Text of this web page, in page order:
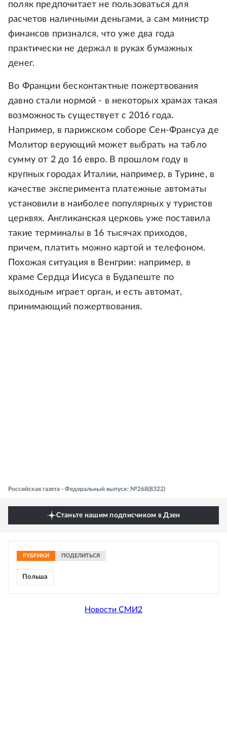
поляк предпочитает не пользоваться для
расчетов наличными деньгами, а сам министр
финансов признался, что уже два года
практически не держал в руках бумажных
денег.
Во Франции бесконтактные пожертвования
давно стали нормой - в некоторых храмах такая
возможность существует с 2016 года.
Например, в парижском соборе Сен-Франсуа де
Молитор верующий может выбрать на табло
сумму от 2 до 16 евро. В прошлом году в
крупных городах Италии, например, в Турине, в
качестве эксперимента платежные автоматы
установили в наиболее популярных у туристов
церквях. Англиканская церковь уже поставила
такие терминалы в 16 тысячах приходов,
причем, платить можно картой и телефоном.
Похожая ситуация в Венгрии: например, в
храме Сердца Иисуса в Будапеште по
выходным играет орган, и есть автомат,
принимающий пожертвования.
Российская газета - Федеральный выпуск: №268(8322)
Станьте нашим подписчиком в Дзен
РУБРИКИ ПОДЕЛИТЬСЯ
Польша
Новости СМИ2